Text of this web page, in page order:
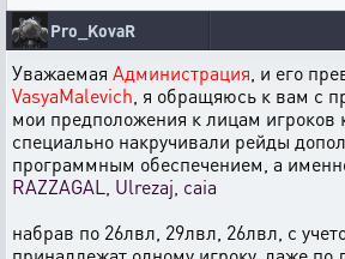
Pro_KovaR
Уважаемая Администрация , и его
VasyaMalevich , я обращяюсь к вам с
мои предположения к лицам игроков
специально накручивали рейды
программным обеспечением, а
RAZZAGAL, Ulrezaj, caia
набрав по 26лвл, 29лвл, 26лвл, с